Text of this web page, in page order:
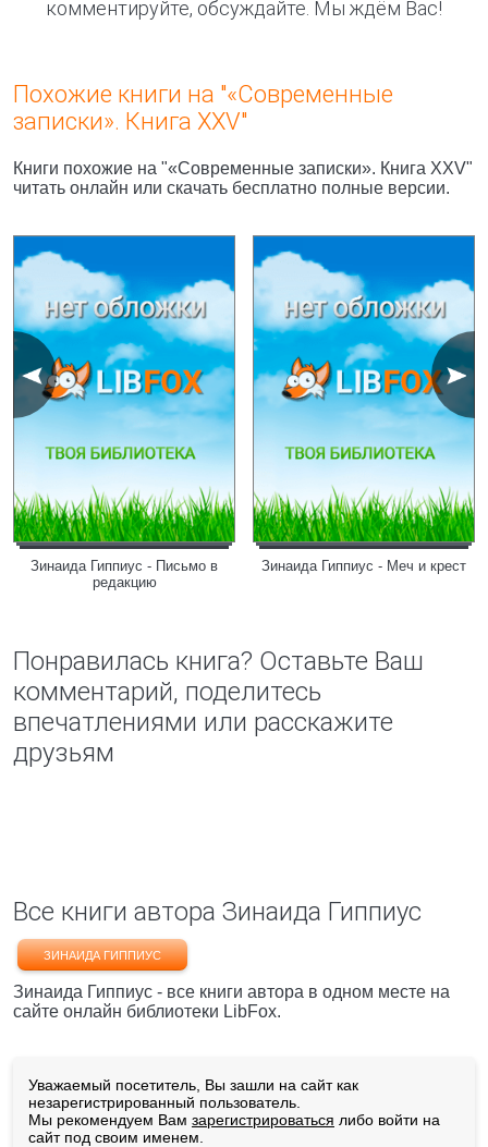
комментируйте, обсуждайте. Мы ждём Вас!
Похожие книги на "«Современные
записки». Книга XXV"
Книги похожие на "«Современные записки». Книга XXV"
читать онлайн или скачать бесплатно полные версии.
Зинаида Гиппиус - Письмо в
редакцию
Зинаида Гиппиус - Меч и крест
Понравилась книга? Оставьте Ваш
комментарий, поделитесь
впечатлениями или расскажите
друзьям
Все книги автора Зинаида Гиппиус
ЗИНАИДА ГИППИУС
Зинаида Гиппиус - все книги автора в одном месте на
сайте онлайн библиотеки LibFox.
Уважаемый посетитель, Вы зашли на сайт как
незарегистрированный пользователь.
Мы рекомендуем Вам зарегистрироваться либо войти на
сайт под своим именем.